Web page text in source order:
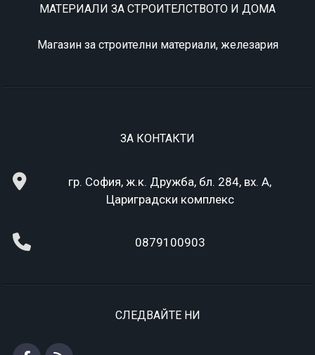
МАТЕРИАЛИ ЗА СТРОИТЕЛСТВОТО И ДОМА
Магазин за строителни материали, железария
ЗА КОНТАКТИ
гр. София, ж.к. Дружба, бл. 284, вх. А,
Цариградски комплекс
0879100903
СЛЕДВАЙТЕ НИ